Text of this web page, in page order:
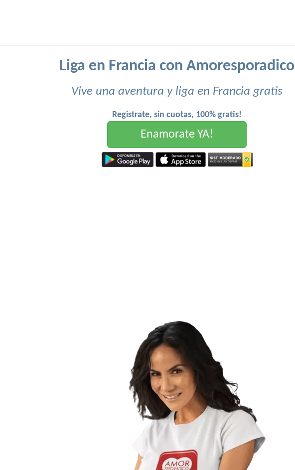
Liga en Francia con Amoresporadico
Vive una aventura y liga en Francia gratis
Registrate, sin cuotas, 100% gratis!
Enamorate YA!